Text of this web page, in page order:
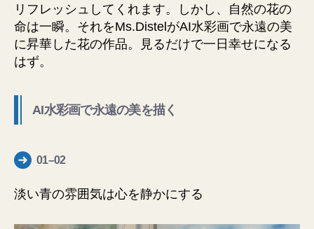
リフレッシュしてくれます。しかし、自然の花の
命は一瞬。それをMs.DistelがAI水彩画で永遠の美
に昇華した花の作品。見るだけで一日幸せになる
はず。
AI水彩画で永遠の美を描く
01–02
淡い青の雰囲気は心を静かにする